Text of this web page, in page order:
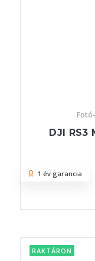
DJI
1 év garancia
RAKTÁRON